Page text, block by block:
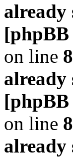
already
[phpBB
on line
already
[phpBB
on line
already